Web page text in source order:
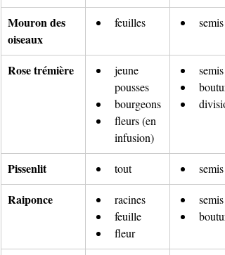
Mouron des
oiseaux
feuilles semis
Rose trémière
jeune
pousses
bourgeons
fleurs (en
infusion)
semis
bouture
Pissenlit tout semis
Raiponce
racines
feuille
fleur
semis
bouture